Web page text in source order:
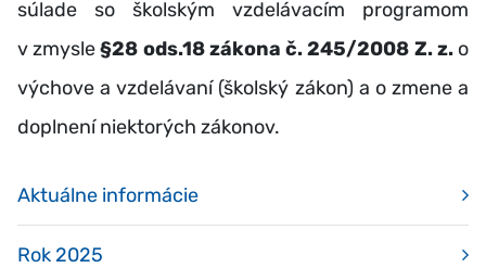
súlade so školským vzdelávacím programom
v zmysle§28 ods.18 zákona č. 245/2008 Z. z.o
výchove a vzdelávaní (školský zákon) a o zmene a
doplnení niektorých zákonov.
Aktuálne informácie
Rok 2025